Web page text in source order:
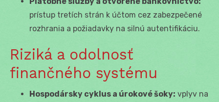
prístup tretích strán k účtom cez zabezpečené
rozhrania a požiadavky na silnú autentifikáciu.
Riziká a odolnosť
finančného systému
Hospodársky cyklus a úrokové šoky: vplyv na